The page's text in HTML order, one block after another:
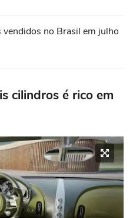
no Brasil em julho
cilindros é rico em